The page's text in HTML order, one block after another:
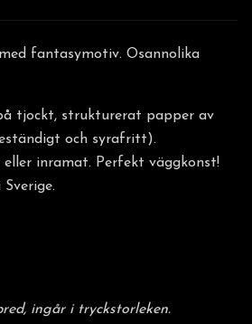
fantasymotiv. Osannolika
tjockt, strukturerat papper av
och syrafritt).
eller inramat. Perfekt väggkonst!
ingår i tryckstorleken.